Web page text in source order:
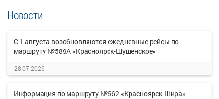
Новости
С 1 августа возобновляются ежедневные рейсы по
маршруту №589А «Красноярск-Шушенское»
28.07.2026
Информация по маршруту №562 «Красноярск-Шира»